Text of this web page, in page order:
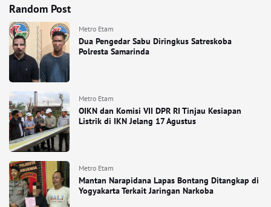
Random Post
Metro Etam
Dua Pengedar Sabu Diringkus Satreskoba
Polresta Samarinda
Metro Etam
OIKN dan Komisi VII DPR RI Tinjau Kesiapan
Listrik di IKN Jelang 17 Agustus
Metro Etam
Mantan Narapidana Lapas Bontang Ditangkap di
Yogyakarta Terkait Jaringan Narkoba